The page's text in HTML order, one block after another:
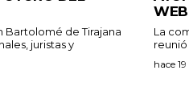
Bartolomé de Tirajana
juristas y
WEB
La
reunió
hace